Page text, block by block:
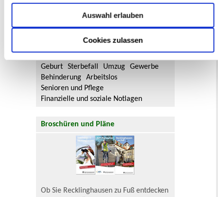
Cookies zulassen
Auswahl erlauben
Flächennutzungsplan-Änderungen finden
Geburt
Sterbefall Umzug
Gewerbe
Behinderung
Arbeitslos
Senioren und Pflege
Finanzielle und soziale Notlagen
Broschüren und Pläne
Ob Sie Recklinghausen zu Fuß entdecken